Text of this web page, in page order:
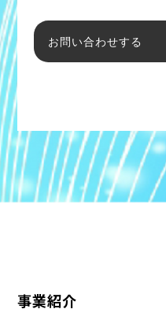
お問い合わせする
事業紹介